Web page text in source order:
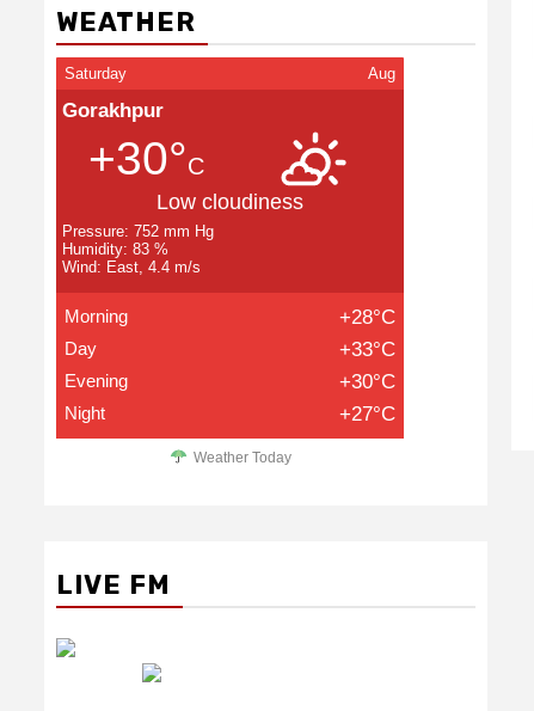
WEATHER
Saturday Aug
Gorakhpur
+30°C
Low cloudiness
Pressure: 752 mm Hg
Humidity: 83 %
Wind: East, 4.4 m/s
Morning +28°C
Day +33°C
Evening +30°C
Night +27°C
Weather Today
LIVE FM